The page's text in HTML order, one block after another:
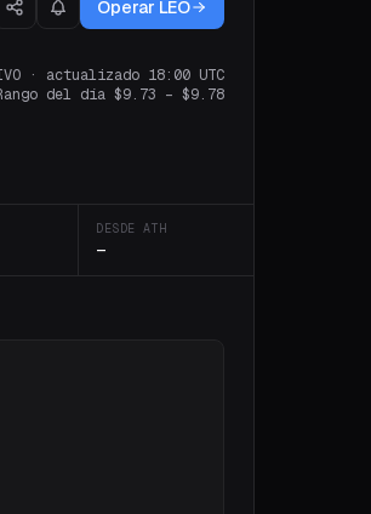
Operar LEO
· actualizado 18:00 UTC
del día $9.73 – $9.78
DESDE ATH
—